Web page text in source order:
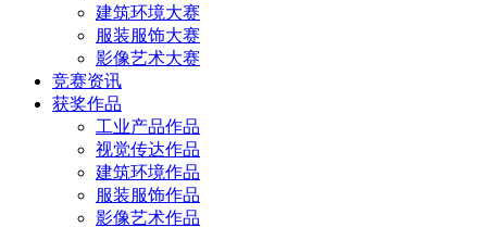
建筑环境大赛
服装服饰大赛
影像艺术大赛
竞赛资讯
获奖作品
工业产品作品
视觉传达作品
建筑环境作品
服装服饰作品
影像艺术作品